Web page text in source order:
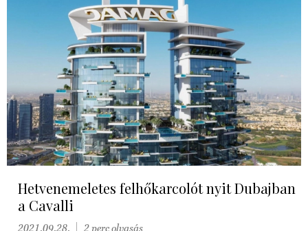
Hetvenemeletes felhőkarcolót nyit Dubajban
a Cavalli
2021.09.28. 2 perc olvasás